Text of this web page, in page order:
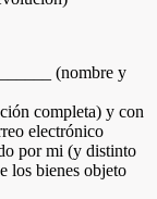
(nombre y
completa) y con
electrónico
por mi (y distinto
los bienes objeto